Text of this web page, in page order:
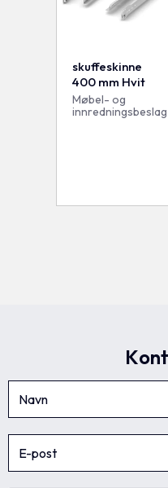
skuffeskinne
400 mm Hvit
Møbel- og
innredningsbeslag